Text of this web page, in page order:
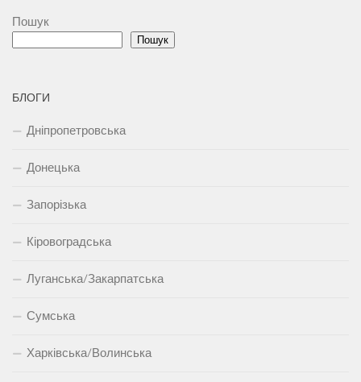
Пошук
Пошук
БЛОГИ
Дніпропетровська
Донецька
Запорізька
Кіровоградська
Луганська/Закарпатська
Сумська
Харківська/Волинська